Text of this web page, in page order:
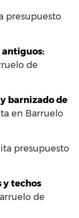
presupuesto
antiguos:
de
barnizado de
en Barruelo
presupuesto
y techos
de